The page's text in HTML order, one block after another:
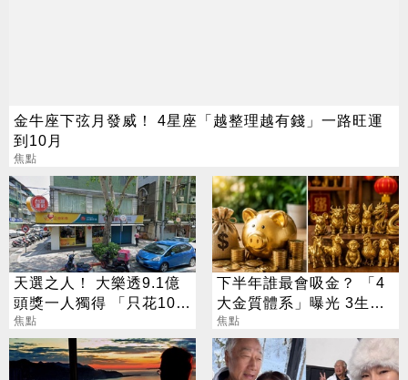
金牛座下弦月發威！ 4星座「越整理越有錢」一路旺運
到10月
焦點
天選之人！ 大樂透9.1億
頭獎一人獨得 「只花100
元」買法曝光
焦點
下半年誰最會吸金？ 「4
大金質體系」曝光 3生肖
偏財旺到「錢自己找上
門」
焦點